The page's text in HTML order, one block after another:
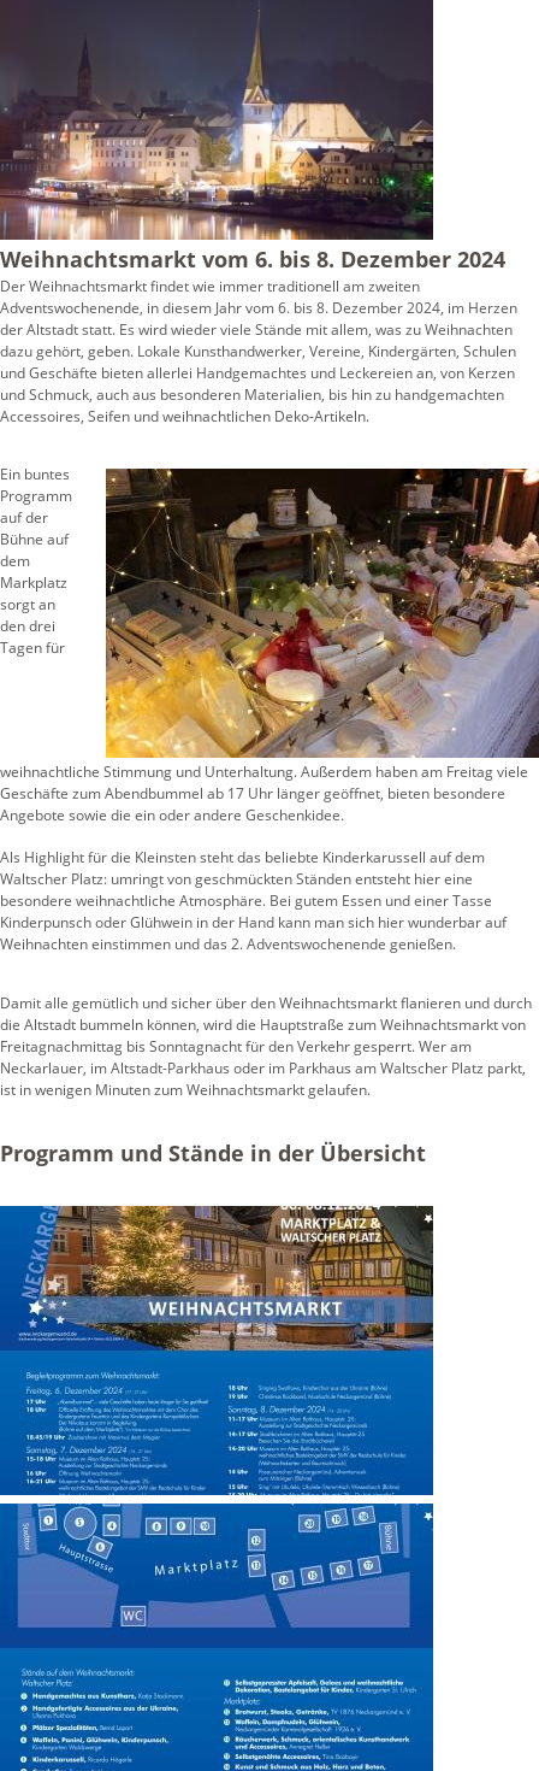
Weihnachtsmarkt vom 6. bis 8. Dezember 2024
Der Weihnachtsmarkt findet wie immer traditionell am zweiten
Adventswochenende, in diesem Jahr vom 6. bis 8. Dezember 2024, im Herzen
der Altstadt statt. Es wird wieder viele Stände mit allem, was zu Weihnachten
dazu gehört, geben. Lokale Kunsthandwerker, Vereine, Kindergärten, Schulen
und Geschäfte bieten allerlei Handgemachtes und Leckereien an, von Kerzen
und Schmuck, auch aus besonderen Materialien, bis hin zu handgemachten
Accessoires, Seifen und weihnachtlichen Deko-Artikeln.
Ein buntes
Programm
auf der
Bühne auf
dem
Markplatz
sorgt an
den drei
Tagen für
weihnachtliche Stimmung und Unterhaltung. Außerdem haben am Freitag viele
Geschäfte zum Abendbummel ab 17 Uhr länger geöffnet, bieten besondere
Angebote sowie die ein oder andere Geschenkidee.
Als Highlight für die Kleinsten steht das beliebte Kinderkarussell auf dem
Waltscher Platz: umringt von geschmückten Ständen entsteht hier eine
besondere weihnachtliche Atmosphäre. Bei gutem Essen und einer Tasse
Kinderpunsch oder Glühwein in der Hand kann man sich hier wunderbar auf
Weihnachten einstimmen und das 2. Adventswochenende genießen.
Damit alle gemütlich und sicher über den Weihnachtsmarkt flanieren und durch
die Altstadt bummeln können, wird die Hauptstraße zum Weihnachtsmarkt von
Freitagnachmittag bis Sonntagnacht für den Verkehr gesperrt. Wer am
Neckarlauer, im Altstadt-Parkhaus oder im Parkhaus am Waltscher Platz parkt,
ist in wenigen Minuten zum Weihnachtsmarkt gelaufen.
Programm und Stände in der Übersicht